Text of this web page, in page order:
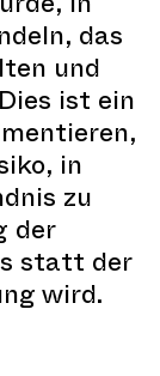
in
das
und
ist ein
in
zu
der
statt der
wird.